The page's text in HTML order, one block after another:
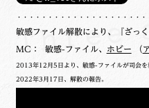
・・・・・・・・・・・・・・・・・・・・・
敏感ファイル解散により、『ざっ
MC： 敏感-ファイル、 ホビー （
2013年12月5日より、敏感-ファイルが司会を
2022年3月17日、解散の報告。